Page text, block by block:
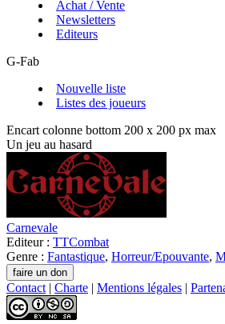
Achat / Vente
Newsletters
Editeurs
G-Fab
Nouvelle liste
Listes des joueurs
Encart colonne bottom 200 x 200 px max
Un jeu au hasard
Carnevale
Editeur : TTCombat
Genre : Fantastique, Horreur/Epouvante,
Contact | Charte | Mentions légales |